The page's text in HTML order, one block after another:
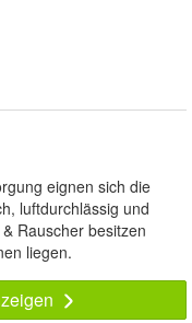
eignen sich die
luftdurchlässig und
Rauscher besitzen
liegen.